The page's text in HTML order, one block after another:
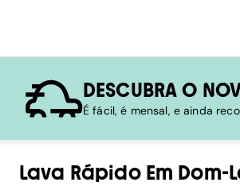
DESCUBRA O
É fácil, é mensal, e ainda
Lava RápidoEm Dom-